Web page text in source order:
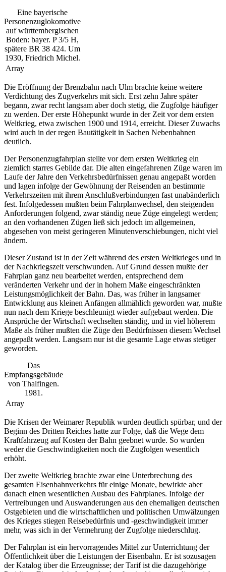
Eine bayerische
Personenzuglokomotive
auf württembergischen
Boden: bayer. P 3/5 H,
spätere BR 38 424. Um
1930, Friedrich Michel.
Array
Die Eröffnung der Brenzbahn nach Ulm brachte keine weitere
Verdichtung des Zugverkehrs mit sich. Erst zehn Jahre später
begann, zwar recht langsam aber doch stetig, die Zugfolge häufiger
zu werden. Der erste Höhepunkt wurde in der Zeit vor dem ersten
Weltkrieg, etwa zwischen 1900 und 1914, erreicht. Dieser Zuwachs
wird auch in der regen Bautätigkeit in Sachen Nebenbahnen
deutlich.
Der Personenzugfahrplan stellte vor dem ersten Weltkrieg ein
ziemlich starres Gebilde dar. Die alten eingefahrenen Züge waren im
Laufe der Jahre den Verkehrsbedürfnissen genau angepaßt worden
und lagen infolge der Gewöhnung der Reisenden an bestimmte
Verkehrszeiten mit ihrem Anschlußverbindungen fast unabänderlich
fest. Infolgedessen mußten beim Fahrplanwechsel, den steigenden
Anforderungen folgend, zwar ständig neue Züge eingelegt werden;
an den vorhandenen Zügen ließ sich jedoch im allgemeinen,
abgesehen von meist geringeren Minutenverschiebungen, nicht viel
ändern.
Dieser Zustand ist in der Zeit während des ersten Weltkrieges und in
der Nachkriegszeit verschwunden. Auf Grund dessen mußte der
Fahrplan ganz neu bearbeitet werden, entsprechend dem
veränderten Verkehr und der in hohem Maße eingeschränkten
Leistungsmöglichkeit der Bahn. Das, was früher in langsamer
Entwicklung aus kleinen Anfängen allmählich geworden war, mußte
nun nach dem Kriege beschleunigt wieder aufgebaut werden. Die
Ansprüche der Wirtschaft wechselten ständig, und in viel höherem
Maße als früher mußten die Züge den Bedürfnissen diesem Wechsel
angepaßt werden. Langsam nur ist die gesamte Lage etwas stetiger
geworden.
Das
Empfangsgebäude
von Thalfingen.
1981.
Array
Die Krisen der Weimarer Republik wurden deutlich spürbar, und der
Beginn des Dritten Reiches hatte zur Folge, daß die Wege dem
Kraftfahrzeug auf Kosten der Bahn geebnet wurde. So wurden
weder die Geschwindigkeiten noch die Zugfolgen wesentlich
erhöht.
Der zweite Weltkrieg brachte zwar eine Unterbrechung des
gesamten Eisenbahnverkehrs für einige Monate, bewirkte aber
danach einen wesentlichen Ausbau des Fahrplanes. Infolge der
Vertreibungen und Auswanderungen aus den ehemaligen deutschen
Ostgebieten und die wirtschaftlichen und politischen Umwälzungen
des Krieges stiegen Reisebedürfnis und -geschwindigkeit immer
mehr, was sich in der Vermehrung der Zugfolge niederschlug.
Der Fahrplan ist ein hervorragendes Mittel zur Unterrichtung der
Öffentlichkeit über die Leistungen der Eisenbahn. Er ist sozusagen
der Katalog über die Erzeugnisse; der Tarif ist die dazugehörige